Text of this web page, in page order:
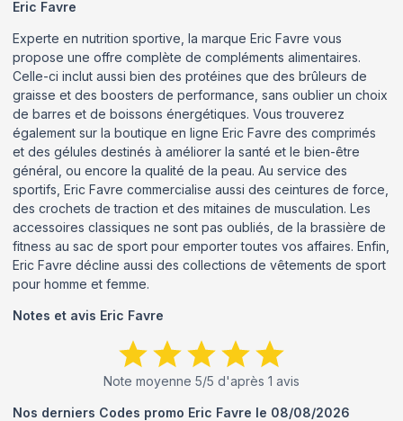
Eric Favre
Experte en nutrition sportive, la marque Eric Favre vous
propose une offre complète de compléments alimentaires.
Celle-ci inclut aussi bien des protéines que des brûleurs de
graisse et des boosters de performance, sans oublier un choix
de barres et de boissons énergétiques. Vous trouverez
également sur la boutique en ligne Eric Favre des comprimés
et des gélules destinés à améliorer la santé et le bien-être
général, ou encore la qualité de la peau. Au service des
sportifs, Eric Favre commercialise aussi des ceintures de force,
des crochets de traction et des mitaines de musculation. Les
accessoires classiques ne sont pas oubliés, de la brassière de
fitness au sac de sport pour emporter toutes vos affaires. Enfin,
Eric Favre décline aussi des collections de vêtements de sport
pour homme et femme.
Notes et avis Eric Favre
Note moyenne 5/5 d'après 1 avis
Nos derniers Codes promo Eric Favre le 08/08/2026